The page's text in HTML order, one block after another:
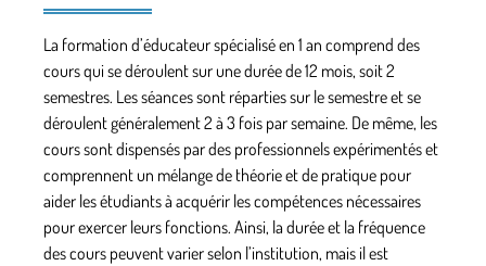
La formation d’éducateur spécialisé en 1 an comprend des
cours qui se déroulent sur une durée de 12 mois, soit 2
semestres. Les séances sont réparties sur le semestre et se
déroulent généralement 2 à 3 fois par semaine. De même, les
cours sont dispensés par des professionnels expérimentés et
comprennent un mélange de théorie et de pratique pour
aider les étudiants à acquérir les compétences nécessaires
pour exercer leurs fonctions. Ainsi, la durée et la fréquence
des cours peuvent varier selon l’institution, mais il est